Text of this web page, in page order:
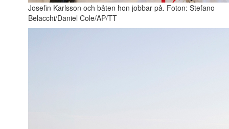
Josefin Karlsson och båten hon jobbar på. Foton: Stefano
Belacchi/Daniel Cole/AP/TT